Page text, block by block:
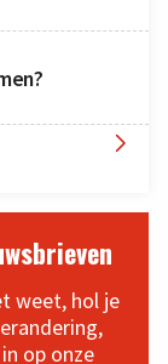

weet, hol je
op onze